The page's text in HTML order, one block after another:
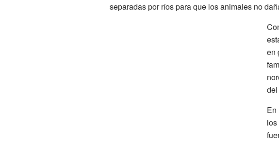
separadas por ríos para que los animales no
en
En